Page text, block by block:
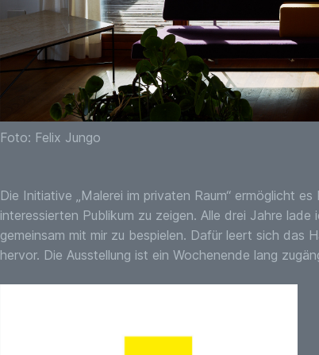
Foto: Felix Jungo
Die Initiative „Malerei im privaten Raum“ ermöglicht
interessierten Publikum zu zeigen. Alle drei Jahre
gemeinsam mit mir zu bespielen. Dafür leert sich das
hervor. Die Ausstellung ist ein Wochenende lang